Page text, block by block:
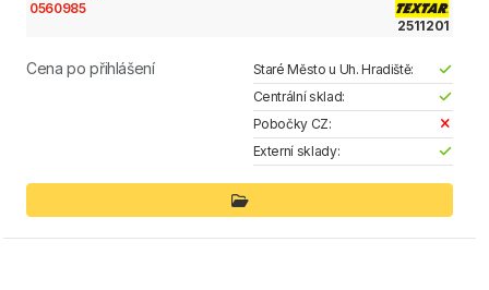
0560985
2511201
Cena po přihlášení
Staré Město u Uh. Hradiště:
Centrální sklad:
Pobočky CZ:
Externí sklady: